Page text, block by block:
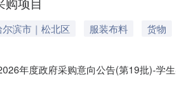
滨市｜松北区 服装布料
货物
年度政府采购意向公告(第19批)-学